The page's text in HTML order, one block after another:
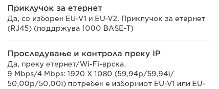
Приклучок за етернет
Да, со изборен EU-V1 и EU-V2. Приклучок за етернет
(RJ45) (поддржува 1000 BASE-T)
Проследување и контрола преку IP
Да, преку етернет/Wi-Fi-врска.
9 Mbps/4 Mbps: 1920 X 1080 (59,94p/59,94i/
50,00p/50,00i) потребен е изборниот EU-V1 или EU-